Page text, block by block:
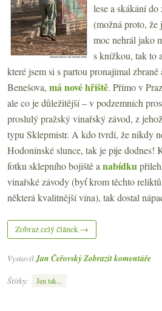
lese a skákání
(možná proto,
moc nehrál jako
s knížkou, tak to
které jsem si s partou pronajímal
Benešova, má nové hřiště. Přímo v
ale co je důležitější – v podzemních
proslulý pražský vinařský závod, z
typu Sklepmistr. A kdo tvrdí, že nikdy
Hodonínské slunce, tak je pije dodnes!
fotku sklepního bojiště anabídku
vinařské závody (byť krom těchto
některá kvalitnější vína), tak dostal
Zobraz celý článek →
VystavilJan ČeřovskýZobrazit komentáře
Štítky:
Jen tak...